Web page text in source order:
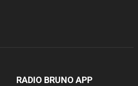
RADIO BRUNO APP